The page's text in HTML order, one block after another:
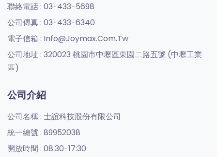
聯絡電話 : 03-433-5698
公司傳真 : 03-433-6340
電子信箱 : Info@joymax.com.tw
公司地址 : 320023 桃園市中壢區東園二路五號 (中壢工業
區)
公司介紹
公司名稱 : 士誼科技股份有限公司
統一編號 : 89952038
開放時間 : 08:30-17:30